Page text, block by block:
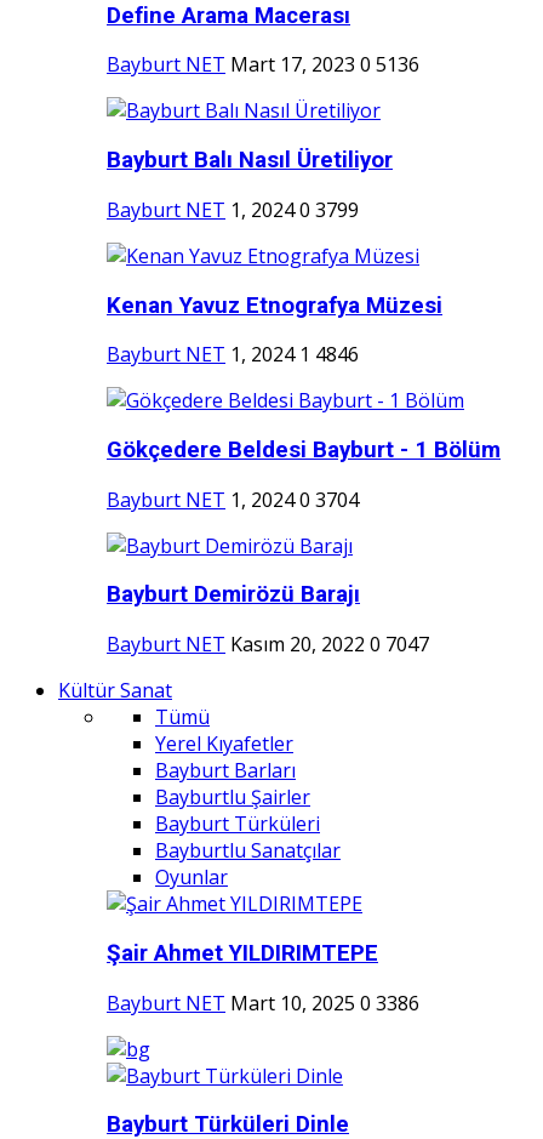
Define Arama Macerası
Bayburt NET Mart 17, 2023 0 5136
Bayburt Balı Nasıl Üretiliyor
Bayburt NET 1, 20240 3799
Kenan Yavuz Etnografya Müzesi
Bayburt NET 1, 2024 1 4846
Gökçedere Beldesi Bayburt - 1 Bölüm
Bayburt NET 1, 20240 3704
Bayburt Demirözü Barajı
Bayburt NET Kasım 20, 2022 0 7047
Kültür Sanat
Tümü
Yerel Kıyafetler
Bayburt Barları
Bayburtlu Şairler
Bayburt Türküleri
Bayburtlu Sanatçılar
Oyunlar
Şair Ahmet YILDIRIMTEPE
Bayburt NET Mart 10, 2025 0 3386
Bayburt Türküleri Dinle